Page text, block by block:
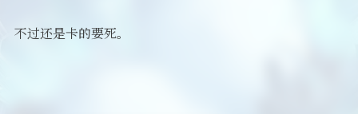
不过还是卡的要死。